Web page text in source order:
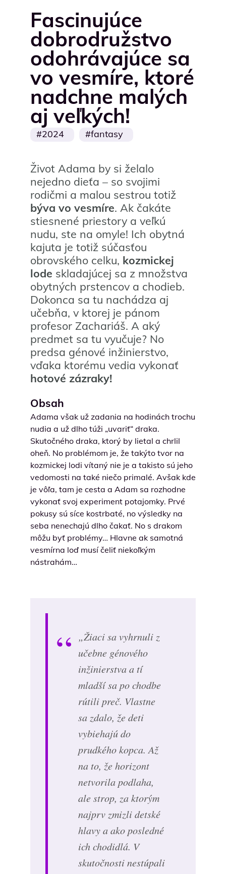
Fascinujúce
dobrodružstvo
odohrávajúce sa
vo vesmíre, ktoré
nadchne malých
aj veľkých!
2024 fantasy
Život Adama by si želalo
nejedno dieťa – so svojimi
rodičmi a malou sestrou totiž
býva vo vesmíre. Ak čakáte
stiesnené priestory a veľkú
nudu, ste na omyle! Ich obytná
kajuta je totiž súčasťou
obrovského celku, kozmickej
lode skladajúcej sa z množstva
obytných prstencov a chodieb.
Dokonca sa tu nachádza aj
učebňa, v ktorej je pánom
profesor Zachariáš. A aký
predmet sa tu vyučuje? No
predsa génové inžinierstvo,
vďaka ktorému vedia vykonať
hotové zázraky!
Obsah
Adama však už zadania na hodinách trochu
nudia a už dlho túži „uvariť“ draka.
Skutočného draka, ktorý by lietal a chrlil
oheň. No problémom je, že takýto tvor na
kozmickej lodi vítaný nie je a takisto sú jeho
vedomosti na také niečo primalé. Avšak kde
je vôľa, tam je cesta a Adam sa rozhodne
vykonať svoj experiment potajomky. Prvé
pokusy sú síce kostrbaté, no výsledky na
seba nenechajú dlho čakať. No s drakom
môžu byť problémy… Hlavne ak samotná
vesmírna loď musí čeliť niekoľkým
nástrahám…
„Žiaci sa vyhrnuli z
učebne génového
inžinierstva a tí
mladší sa po chodbe
rútili preč. Vlastne
sa zdalo, že deti
vybiehajú do
prudkého kopca. Až
na to, že horizont
netvorila podlaha,
ale strop, za ktorým
najprv zmizli detské
hlavy a ako posledné
ich chodidlá. V
skutočnosti nestúpali